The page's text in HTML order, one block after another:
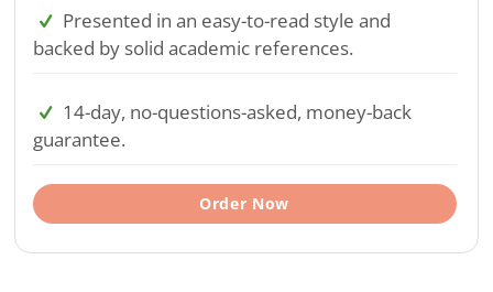
Presented in an easy-to-read style and
backed by solid academic references.
14-day, no-questions-asked, money-back
guarantee.
Order Now